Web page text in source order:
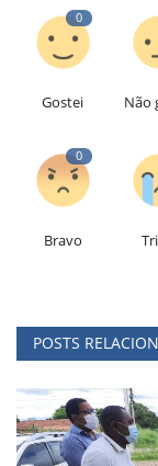
0
Gostei Não
0
Bravo
POSTS